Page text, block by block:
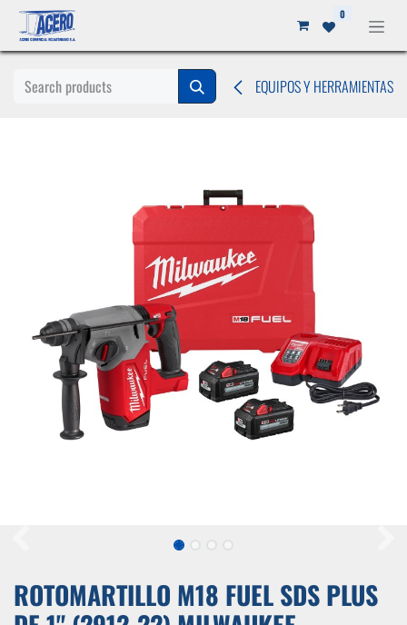
Ir al contenido 0
EQUIPOS Y HERRAMIENTAS
ROTOMARTILLO M18 FUEL SDS PLUS